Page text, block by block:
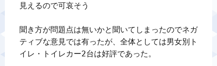
見えるので可哀そう
聞き方が問題点は無いかと聞いてしまったのでネガ
ティブな意見では有ったが、全体としては男女別ト
イレ・トイレカー2台は好評であった。